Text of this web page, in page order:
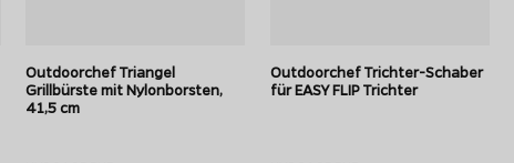
Outdoorchef Triangel
Grillbürste mit Nylonborsten,
41,5 cm
Outdoorchef Trichter-Schaber
für EASY FLIP Trichter